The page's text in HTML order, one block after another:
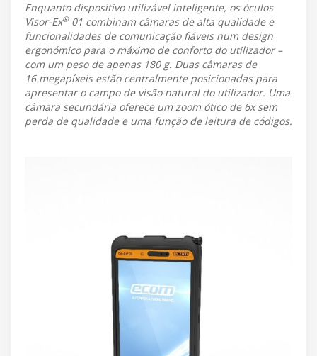
Enquanto dispositivo utilizável inteligente, os óculos
Visor-Ex®01 combinam câmaras de alta qualidade e
funcionalidades de comunicação fiáveis num design
ergonómico para o máximo de conforto do utilizador –
com um peso de apenas 180 g. Duas câmaras de
16 megapíxeis estão centralmente posicionadas para
apresentar o campo de visão natural do utilizador. Uma
câmara secundária oferece um zoom ótico de 6x sem
perda de qualidade e uma função de leitura de códigos.